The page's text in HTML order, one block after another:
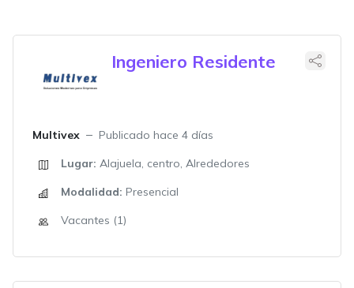
Ingeniero Residente
Multivex
Publicado hace 4 días
Lugar: Alajuela, centro, Alrededores
Modalidad: Presencial
Vacantes (1)